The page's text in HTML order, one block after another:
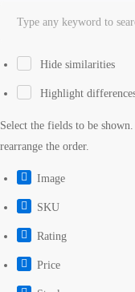
Hide similarities
Highlight
Select the fields to be
rearrange the order.
Image
SKU
Rating
Price